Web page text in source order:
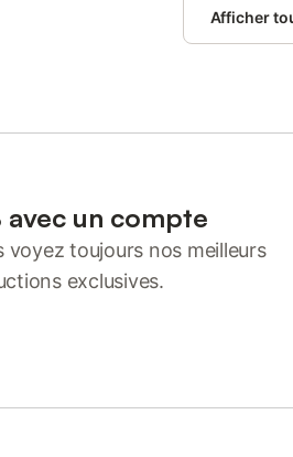
Afficher
avec un compte
toujours nos meilleurs
exclusives.